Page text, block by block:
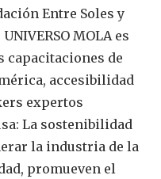
Entre Soles y
MOLA es
capacitaciones de
accesibilidad
expertos
La sostenibilidad
la industria de la
promueven el